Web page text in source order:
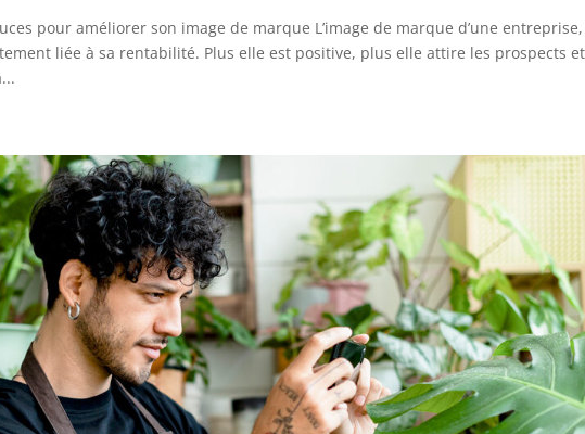
pour améliorer son image de marque L’image de marque d’une entreprise,
liée à sa rentabilité. Plus elle est positive, plus elle attire les prospects et